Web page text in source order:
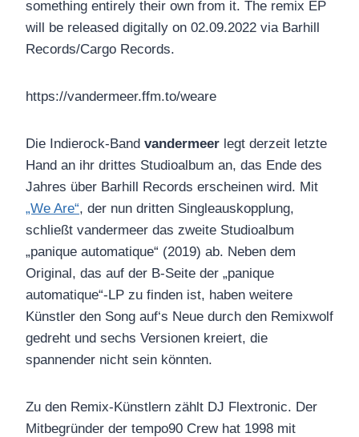
something entirely their own from it. The remix EP
will be released digitally on 02.09.2022 via Barhill
Records/Cargo Records.
https://vandermeer.ffm.to/weare
Die Indierock-Band vandermeer legt derzeit letzte
Hand an ihr drittes Studioalbum an, das Ende des
Jahres über Barhill Records erscheinen wird. Mit
„We Are“, der nun dritten Singleauskopplung,
schließt vandermeer das zweite Studioalbum
„panique automatique“ (2019) ab. Neben dem
Original, das auf der B-Seite der „panique
automatique“-LP zu finden ist, haben weitere
Künstler den Song auf‘s Neue durch den Remixwolf
gedreht und sechs Versionen kreiert, die
spannender nicht sein könnten.
Zu den Remix-Künstlern zählt DJ Flextronic. Der
Mitbegründer der tempo90 Crew hat 1998 mit